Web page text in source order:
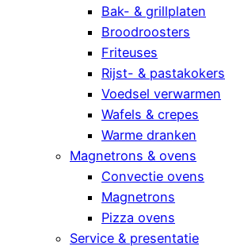
Bak- & grillplaten
Broodroosters
Friteuses
Rijst- & pastakokers
Voedsel verwarmen
Wafels & crepes
Warme dranken
Magnetrons & ovens
Convectie ovens
Magnetrons
Pizza ovens
Service & presentatie